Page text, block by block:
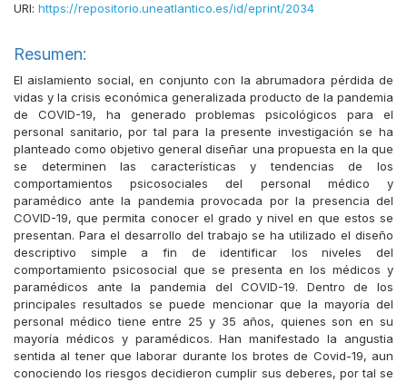
URI: https://repositorio.uneatlantico.es/id/eprint/2034
Resumen:
El aislamiento social, en conjunto con la abrumadora pérdida de
vidas y la crisis económica generalizada producto de la pandemia
de COVID-19, ha generado problemas psicológicos para el
personal sanitario, por tal para la presente investigación se ha
planteado como objetivo general diseñar una propuesta en la que
se determinen las características y tendencias de los
comportamientos psicosociales del personal médico y
paramédico ante la pandemia provocada por la presencia del
COVID-19, que permita conocer el grado y nivel en que estos se
presentan. Para el desarrollo del trabajo se ha utilizado el diseño
descriptivo simple a fin de identificar los niveles del
comportamiento psicosocial que se presenta en los médicos y
paramédicos ante la pandemia del COVID-19. Dentro de los
principales resultados se puede mencionar que la mayoría del
personal médico tiene entre 25 y 35 años, quienes son en su
mayoría médicos y paramédicos. Han manifestado la angustia
sentida al tener que laborar durante los brotes de Covid-19, aun
conociendo los riesgos decidieron cumplir sus deberes, por tal se